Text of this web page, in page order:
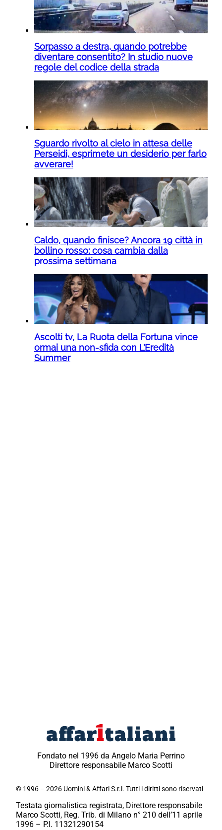
Sorpasso a destra, quando potrebbe
diventare consentito? In studio nuove
regole del codice della strada
Sguardo rivolto al cielo in attesa delle
Perseidi, esprimete un desiderio per farlo
avverare!
Caldo, quando finisce? Ancora 19 città in
bollino rosso: cosa cambia dalla
prossima settimana
Ascolti tv, La Ruota della Fortuna vince
ormai una non-sfida con L’Eredità
Summer
Fondato nel 1996 da Angelo Maria Perrino
Direttore responsabile Marco Scotti
© 1996 – 2026 Uomini & Affari S.r.l. Tutti i diritti sono riservati
Testata giornalistica registrata, Direttore responsabile
Marco Scotti, Reg. Trib. di Milano n° 210 dell’11 aprile
1996 – P.I. 11321290154